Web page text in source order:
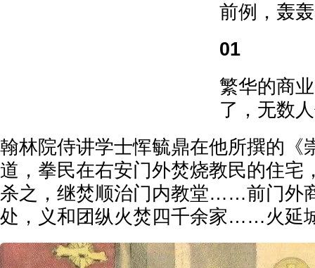
前例，轰
01
繁华的商
了，无数
翰林院侍讲学士恽毓鼎在他所撰的《
道，拳民在右安门外焚烧教民的住宅
杀之，继焚顺治门内教堂……前门外
处，义和团纵火焚四千余家……火延